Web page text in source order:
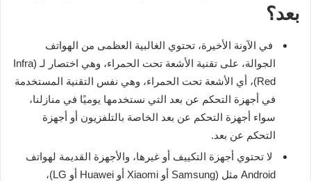
بعد؟
في الآونة الأخيرة، تحتوي الغالبية العظمى من الهواتف
الجوالة، على تقنية الأشعة تحت الحمراء، وهي اختصار لـ (Infra
Red)، أي الأشعة تحت الحمراء، وهي نفس التقنية المستخدمة
في أجهزة التحكم عن بعد التي نستخدمها يوميًا في منازلنا،
سواء أجهزة التحكم عن بعد الخاصة بالتلفزيون أو أجهزة
التحكم عن بعد.
لا تحتوي أجهزة التكييف أو غيرها، والأجهزة القديمة لهواتف
Android مثل (Samsung أو Xiaomi أو Huawei أو LG)،